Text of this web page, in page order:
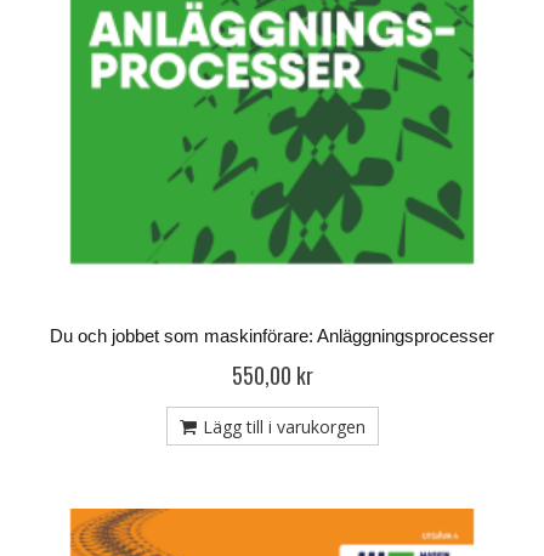
Du och jobbet som maskinförare: Anläggningsprocesser
550,00 kr
Lägg till i varukorgen